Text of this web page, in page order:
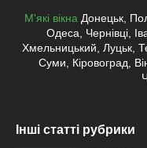
М'які вікна Донецьк,
Одеса, Чернівці,
Хмельницький, Луцьк,
Суми, Кіровоград,
Інші статті рубрики